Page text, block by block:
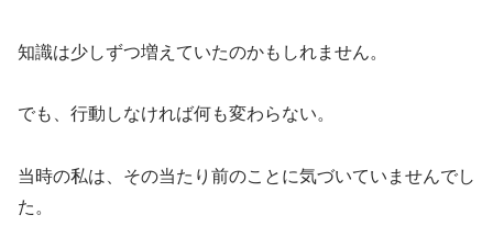
知識は少しずつ増えていたのかもしれません。
でも、行動しなければ何も変わらない。
当時の私は、その当たり前のことに気づいていませんでし
た。